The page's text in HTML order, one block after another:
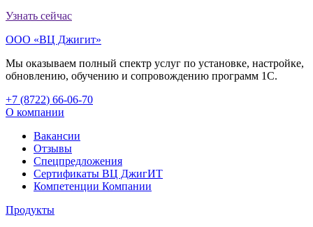
Узнать сейчас
ООО «ВЦ Джигит»
Мы оказываем полный спектр услуг по установке, настройке,
обновлению, обучению и сопровождению программ 1С.
+7 (8722) 66-06-70
О компании
Вакансии
Отзывы
Спецпредложения
Сертификаты ВЦ ДжигИТ
Компетенции Компании
Продукты